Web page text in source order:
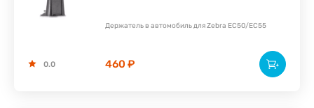
Держатель в автомобиль для Zebra EC50/EC55
460 ₽
0.0